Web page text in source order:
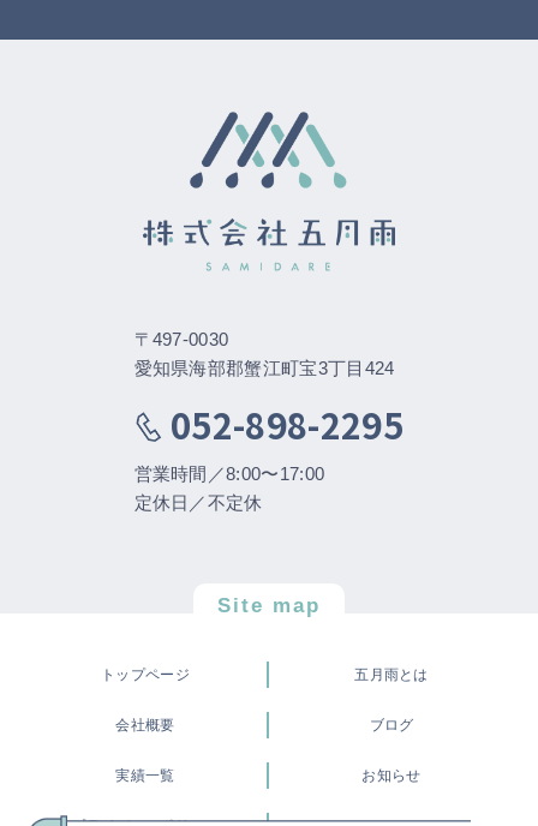
〒497-0030
愛知県海部郡蟹江町宝3丁目424
052-898-2295
営業時間／8:00〜17:00
定休日／不定休
Site map
トップページ 五月雨とは
会社概要 ブログ
実績一覧 お知らせ